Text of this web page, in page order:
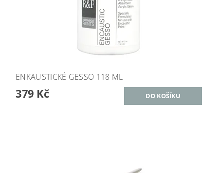
ENKAUSTICKÉ GESSO 118 ML
379 Kč